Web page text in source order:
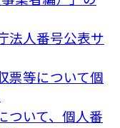
法人番号公表サ
等について個
ついて、個人番